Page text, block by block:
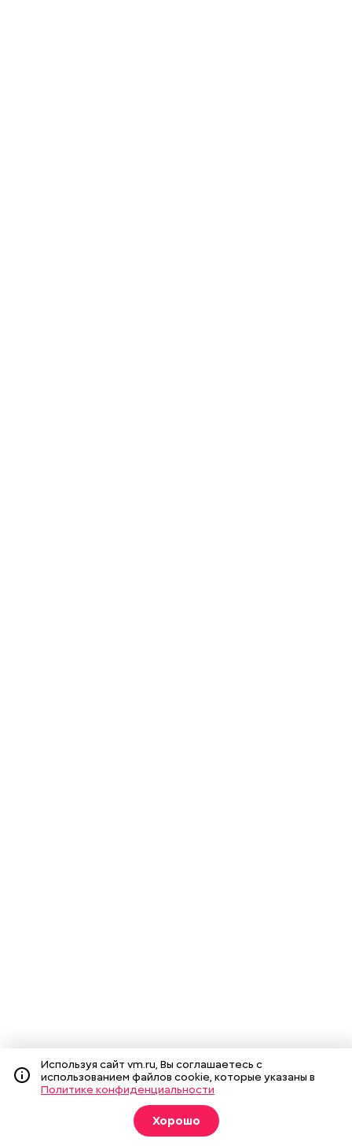
Используя сайт vm.ru, Вы соглашаетесь с
использованием файлов cookie, которые указаны в
Политике конфиденциальности
Хорошо